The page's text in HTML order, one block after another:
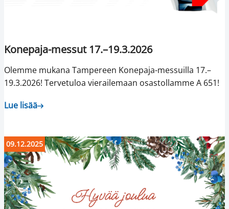
Konepaja-messut 17.–19.3.2026
Olemme mukana Tampereen Konepaja-messuilla 17.–
19.3.2026! Tervetuloa vierailemaan osastollamme A 651!
Lue lisää
09.12.2025